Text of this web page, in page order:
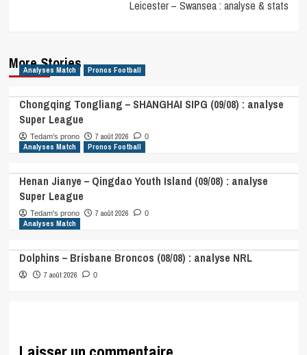
Leicester – Swansea : analyse & stats
More Stories
Analyses Match Pronos Football
Chongqing Tongliang – SHANGHAI SIPG (09/08) : analyse
Super League
Tedam's prono 7 août 2026 0
Analyses Match Pronos Football
Henan Jianye – Qingdao Youth Island (09/08) : analyse
Super League
Tedam's prono 7 août 2026 0
Analyses Match
Dolphins – Brisbane Broncos (08/08) : analyse NRL
7 août 2026 0